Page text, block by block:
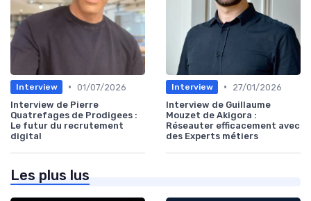
Interview • 01/07/2026
Interview de Pierre
Quatrefages de Prodigees :
Le futur du recrutement
digital
Interview •
27/01/2026
Interview de Guillaume
Mouzet de Akigora :
Réseauter efficacement avec
des Experts métiers
Les plus lus